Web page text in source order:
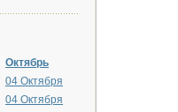
Октябрь
04 Октября
04 Октября